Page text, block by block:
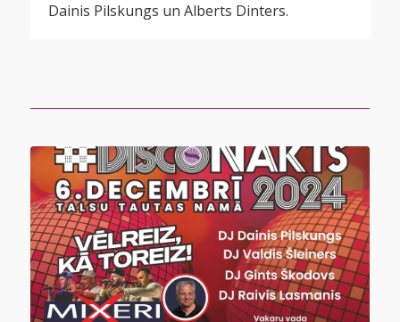
Dainis Pilskungs un Alberts Dinters.